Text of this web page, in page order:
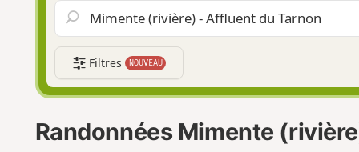
Filtres NOUVEAU
Randonnées Mimente